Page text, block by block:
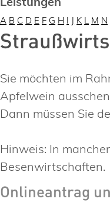
A B C D E F G H I J K L M N
Sie möchten im
Apfelwein
Dann müssen Sie
Hinweis: In
Besenwirtschaften.
Onlineantrag